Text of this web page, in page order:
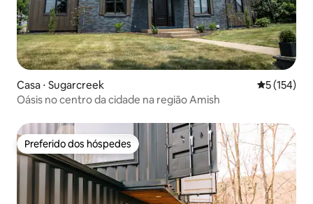
Casa ⋅ Sugarcreek 5 de uma
5 (154)
Oásis no centro da cidade na região Amish
Preferido dos hóspedes
Preferido dos hóspedes